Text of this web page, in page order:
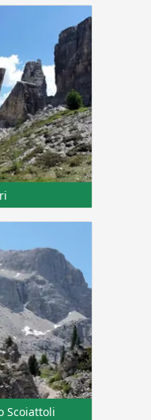
Scoiattoli